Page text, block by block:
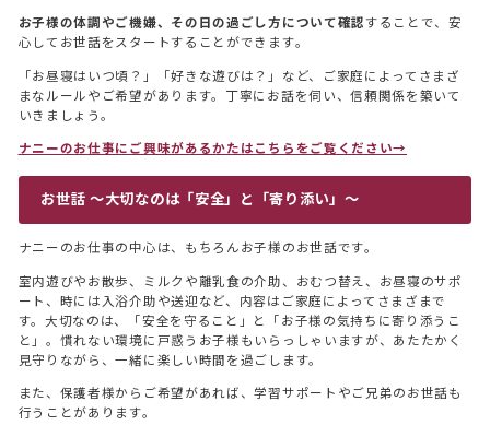
お子様の体調やご機嫌、その日の過ごし方について確認することで、安
心してお世話をスタートすることができます。
「お昼寝はいつ頃？」「好きな遊びは？」など、ご家庭によってさまざ
まなルールやご希望があります。丁寧にお話を伺い、信頼関係を築いて
いきましょう。
ナニーのお仕事にご興味があるかたはこちらをご覧ください→
お世話 〜大切なのは「安全」と「寄り添い」〜
ナニーのお仕事の中心は、もちろんお子様のお世話です。
室内遊びやお散歩、ミルクや離乳食の介助、おむつ替え、お昼寝のサポ
ート、時には入浴介助や送迎など、内容はご家庭によってさまざまで
す。大切なのは、「安全を守ること」と「お子様の気持ちに寄り添うこ
と」。慣れない環境に戸惑うお子様もいらっしゃいますが、あたたかく
見守りながら、一緒に楽しい時間を過ごします。
また、保護者様からご希望があれば、学習サポートやご兄弟のお世話も
行うことがあります。